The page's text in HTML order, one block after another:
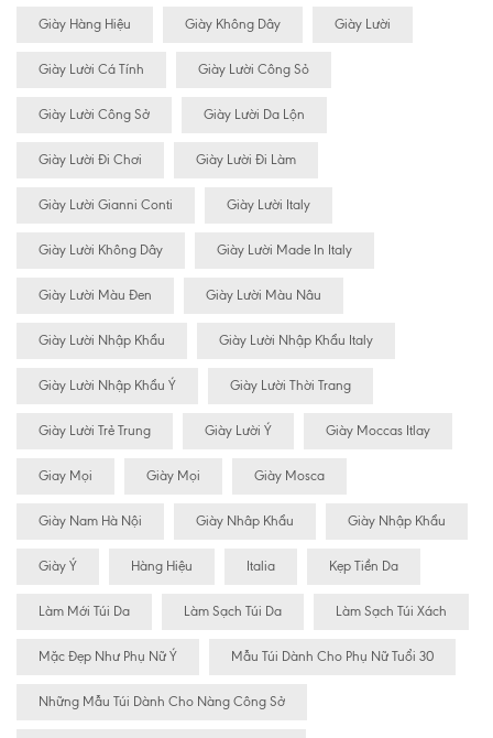
Giày Hàng Hiệu Giày Không Dây Giày Lười
Giày Lười Cá Tính Giày Lười Công Sỏ
Giày Lười Công Sở Giày Lười Da Lộn
Giày Lười Đi Chơi Giày Lười Đi Làm
Giày Lười Gianni Conti Giày Lười Italy
Giày Lười Không Dây Giày Lười Made In Italy
Giày Lười Màu Đen Giày Lười Màu Nâu
Giày Lười Nhập Khẩu Giày Lười Nhập Khẩu Italy
Giày Lười Nhập Khẩu Ý Giày Lười Thời Trang
Giày Lười Trẻ Trung Giày Lười Ý Giày Moccas Itlay
Giay Mọi Giày Mọi Giày Mosca
Giày Nam Hà Nội Giày Nhâp Khẩu Giày Nhập Khẩu
Giày Ý Hàng Hiệu Italia Kẹp Tiền Da
Làm Mới Túi Da Làm Sạch Túi Da Làm Sạch Túi Xách
Mặc Đẹp Như Phụ Nữ Ý Mẫu Túi Dành Cho Phụ Nữ Tuổi 30
Những Mẫu Túi Dành Cho Nàng Công Sở